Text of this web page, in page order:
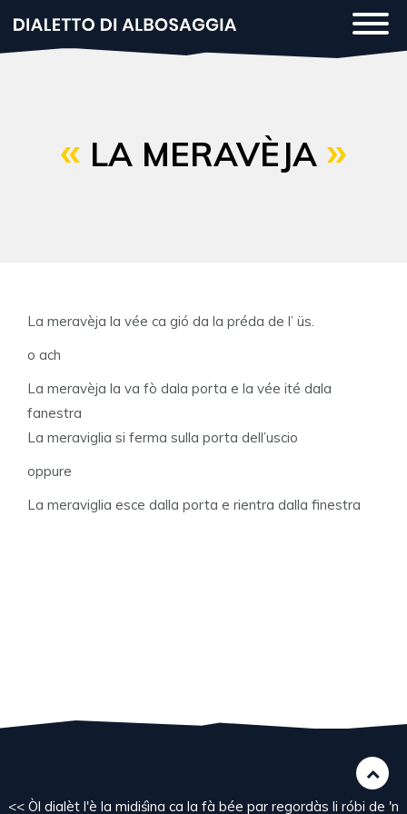
LA MERAVÈJA
La meravèja la vée ca gió da la préda de l’ üs.
o ach
La meravèja la va fò dala porta e la vée ité dala
fanestra
La meraviglia si ferma sulla porta dell’uscio
oppure
La meraviglia esce dalla porta e rientra dalla finestra
<< Òl dialèt l'è la midiśìna ca la fà bée par regordàs li róbi de 'n